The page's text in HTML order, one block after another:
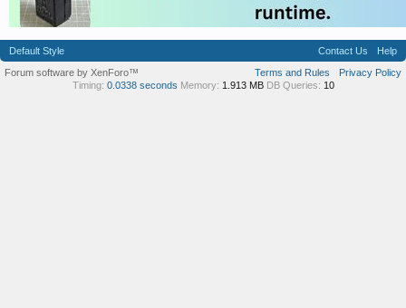
Default Style Contact Us
Help
Terms and Rules
Privacy Policy
Forum software by XenForo™
Timing: 0.0338 seconds Memory: 1.913 MB DB Queries: 10